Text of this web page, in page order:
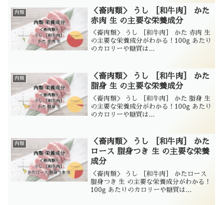
肉類
＜畜肉類＞ うし ［和牛肉］ かた
赤肉 生 の主要な栄養成分
＜畜肉類＞ うし ［和牛肉］ かた 赤肉 生
の主要な栄養成分がわかる！100g あたり
のカロリーや糖質は...
肉類
＜畜肉類＞ うし ［和牛肉］ かた
脂身 生 の主要な栄養成分
＜畜肉類＞ うし ［和牛肉］ かた 脂身 生
の主要な栄養成分がわかる！100g あたり
のカロリーや糖質は...
肉類
＜畜肉類＞ うし ［和牛肉］ かた
ロース 脂身つき 生 の主要な栄養
成分
＜畜肉類＞ うし ［和牛肉］ かたロース
脂身つき 生 の主要な栄養成分がわかる！
100g あたりのカロリーや糖質は...